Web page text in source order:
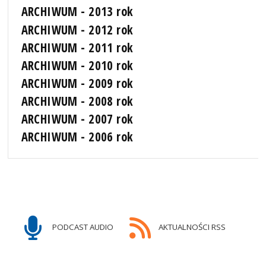
ARCHIWUM - 2013 rok
ARCHIWUM - 2012 rok
ARCHIWUM - 2011 rok
ARCHIWUM - 2010 rok
ARCHIWUM - 2009 rok
ARCHIWUM - 2008 rok
ARCHIWUM - 2007 rok
ARCHIWUM - 2006 rok
PODCAST AUDIO AKTUALNOŚCI RSS